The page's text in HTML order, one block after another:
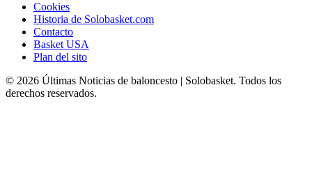
Cookies
Historia de Solobasket.com
Contacto
Basket USA
Plan del sito
© 2026 Últimas Noticias de baloncesto | Solobasket. Todos los
derechos reservados.